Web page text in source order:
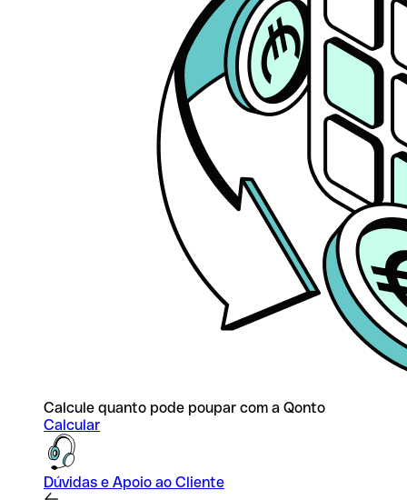
Calcule quanto pode poupar com a Qonto
Calcular
Dúvidas e Apoio ao Cliente